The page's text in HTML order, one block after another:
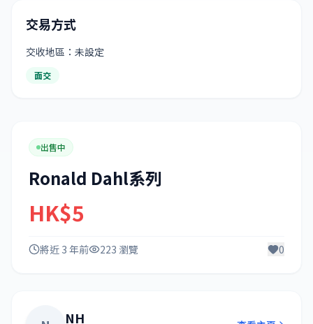
交易方式
交收地區：未設定
面交
出售中
Ronald Dahl系列
HK$5
將近 3 年前 223 瀏覽 0
NH